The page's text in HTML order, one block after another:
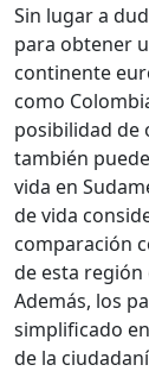
Sin lugar a
para obtener
continente
como
posibilidad de
también
vida en
de vida
comparación
de esta
Además, los
simplificado
de la